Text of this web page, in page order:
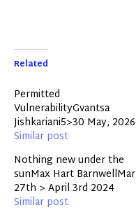
Related
Permitted
VulnerabilityGvantsa
Jishkariani5>30 May, 2026
Similar post
Nothing new under the
sunMax Hart BarnwellMar
27th > April 3rd 2024
Similar post